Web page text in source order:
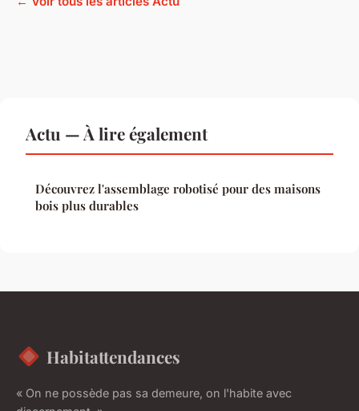
Actu — À lire également
Découvrez l'assemblage robotisé pour des maisons
bois plus durables
Habitattendances
« On ne possède pas sa demeure, on l'habite avec